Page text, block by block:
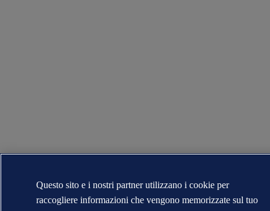
Questo sito e i nostri partner utilizzano i cookie per
raccogliere informazioni che vengono memorizzate sul tuo